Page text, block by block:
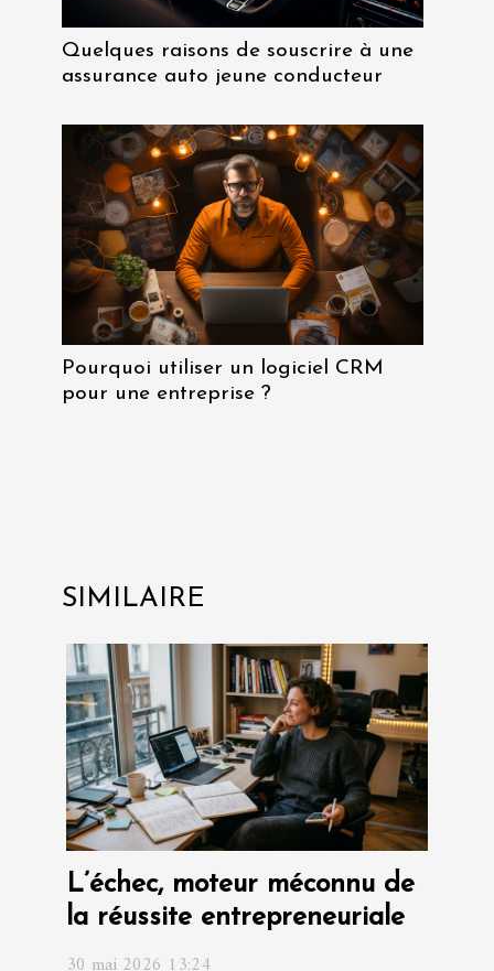
Quelques raisons de souscrire à une
assurance auto jeune conducteur
Pourquoi utiliser un logiciel CRM
pour une entreprise ?
SIMILAIRE
L’échec, moteur méconnu de
la réussite entrepreneuriale